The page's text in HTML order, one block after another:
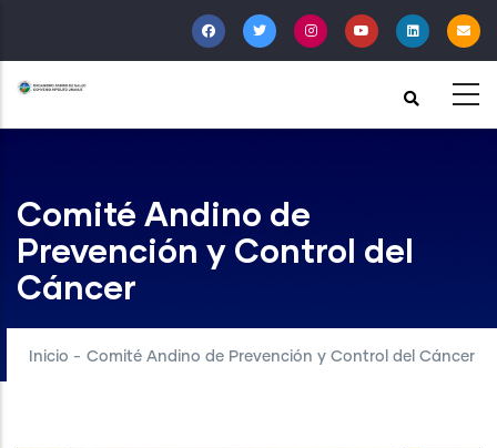
al
contenido
principal
Comité Andino de
Prevención y Control del
Cáncer
Inicio - Comité Andino de Prevención y Control del Cáncer